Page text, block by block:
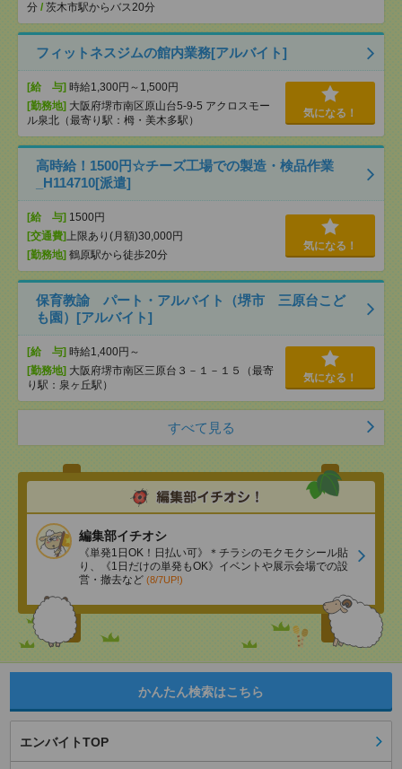
分 / 茨木市駅からバス20分
フィットネスジムの館内業務[アルバイト]
[給 与] 時給1,300円～1,500円
[勤務地] 大阪府堺市南区原山台5-9-5 アクロスモー
ル泉北（最寄り駅：栂・美木多駅）
気になる！
高時給！1500円☆チーズ工場での製造・検品作業
_H114710[派遣]
[給 与] 1500円
[交通費] 上限あり(月額)30,000円
[勤務地] 鶴原駅から徒歩20分
気になる！
保育教諭 パート・アルバイト（堺市 三原台こど
も園）[アルバイト]
[給 与] 時給1,400円～
[勤務地] 大阪府堺市南区三原台３－１－１５（最寄
り駅：泉ヶ丘駅）
気になる！
すべて見る
編集部イチオシ
《単発1日OK！日払い可》＊チラシのモクモクシール貼
り、《1日だけの単発もOK》イベントや展示会場での設
営・撤去など (8/7UP!)
かんたん検索はこちら
エンバイトTOP